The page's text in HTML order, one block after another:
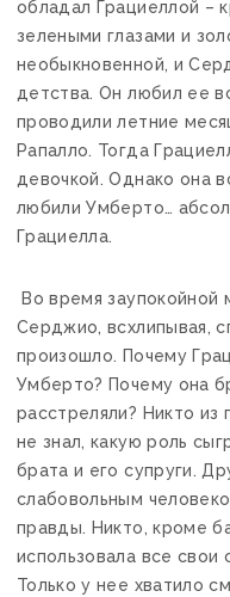
обладал Грациеллой –
зелеными глазами и
необыкновенной, и
детства. Он любил ее
проводили летние
Рапалло. Тогда
девочкой. Однако она
любили Умберто…
Грациелла.
Во время
Серджио, всхлипывая,
произошло. Почему
Умберто? Почему она
расстреляли? Никто из
не знал, какую роль
брата и его супруги.
слабовольным
правды. Никто, кроме
использовала все свои
Только у нее хватило